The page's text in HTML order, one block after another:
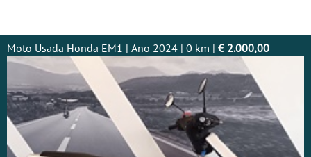
Moto Usada Honda EM1 | Ano 2024 | 0 km | € 2.000,00